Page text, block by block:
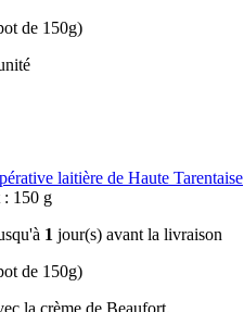
laitière de Haute Tarentaise
: 150 g
1 jour(s) avant la livraison
la crème de Beaufort.